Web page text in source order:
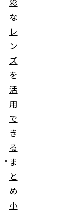
彩
な
レ
ン
ズ
を
活
用
で
き
る
ま
と
め
小